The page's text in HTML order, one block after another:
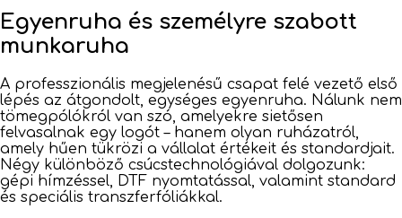
Egyenruha és személyre szabott
munkaruha
A professzionális megjelenésű csapat felé vezető első
lépés az átgondolt, egységes egyenruha. Nálunk nem
tömegpólókról van szó, amelyekre sietősen
felvasalnak egy logót – hanem olyan ruházatról,
amely hűen tükrözi a vállalat értékeit és standardjait.
Négy különböző csúcstechnológiával dolgozunk:
gépi hímzéssel, DTF nyomtatással, valamint standard
és speciális transzferfóliákkal.